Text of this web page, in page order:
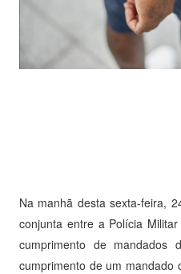
Na manhã desta sexta-feira,
conjunta entre a Polícia
cumprimento de mandados
cumprimento de um mandado